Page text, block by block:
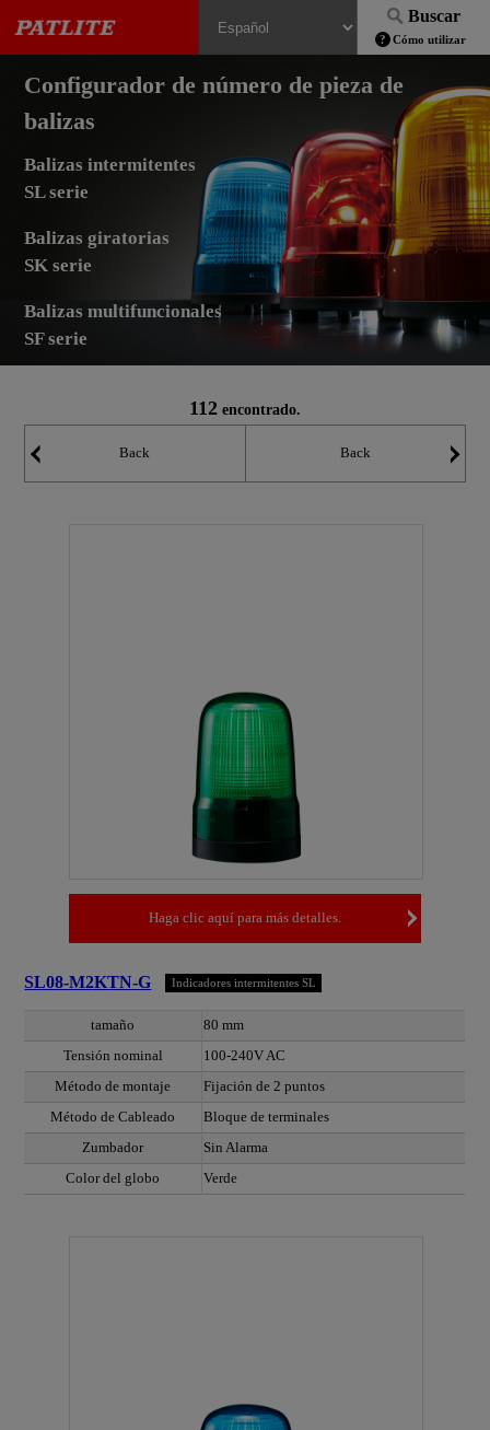
Buscar
Cómo utilizar
Configurador de número de pieza de
balizas
Balizas intermitentes
SL serie
Balizas giratorias
SK serie
Balizas multifuncionales
SF serie
112 encontrado.
Back Back
Haga clic aquí para más detalles.
SL08-M2KTN-G Indicadores intermitentes SL
tamaño
80 mm
Tensión nominal
100-240V AC
Método de montaje
Fijación de 2 puntos
Método de Cableado
Bloque de terminales
Zumbador
Sin Alarma
Color del globo
Verde